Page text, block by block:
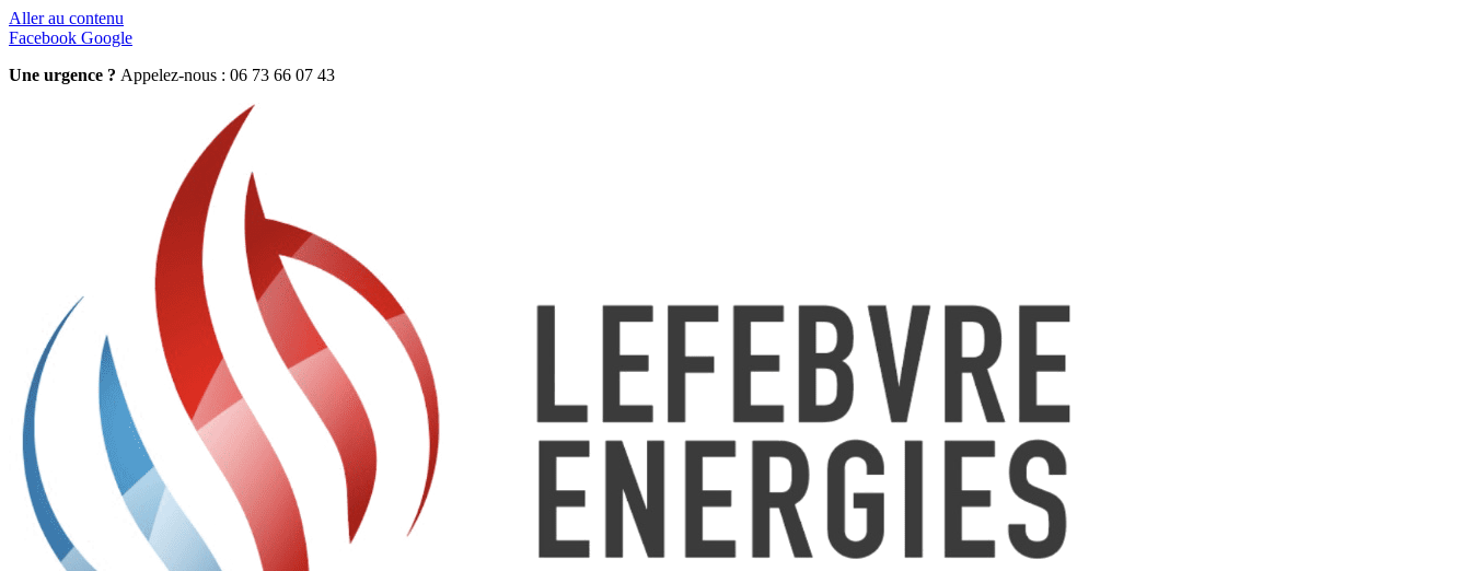
Aller au contenu
Facebook Google
Une urgence ? Appelez-nous : 06 73 66 07 43